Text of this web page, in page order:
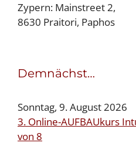
Zypern: Mainstreet 2,
8630 Praitori, Paphos
Demnächst…
Sonntag, 9. August 2026
3. Online-AUFBAUkurs
von 8